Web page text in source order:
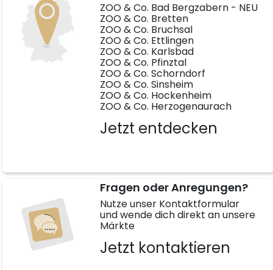
ZOO & Co. Bad Bergzabern - NEU
ZOO & Co. Bretten
ZOO & Co. Bruchsal
ZOO & Co. Ettlingen
ZOO & Co. Karlsbad
ZOO & Co. Pfinztal
ZOO & Co. Schorndorf
ZOO & Co. Sinsheim
ZOO & Co. Hockenheim
ZOO & Co. Herzogenaurach
Jetzt entdecken
Fragen oder Anregungen?
Nutze unser Kontaktformular
und wende dich direkt an unsere
Märkte
Jetzt kontaktieren